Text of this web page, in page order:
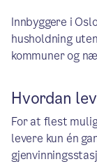
Innbyggere i
husholdning
kommuner og
Hvordan
For at flest
levere kun én